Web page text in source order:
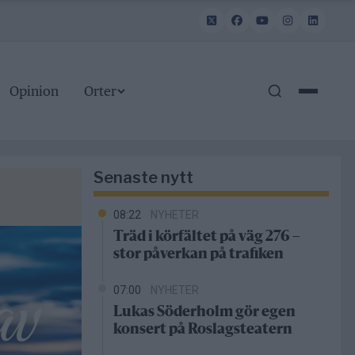
Opinion Orter
Senaste nytt
08:22 NYHETER
Träd i körfältet på väg 276 –
stor påverkan på trafiken
07:00 NYHETER
Lukas Söderholm gör egen
konsert på Roslagsteatern